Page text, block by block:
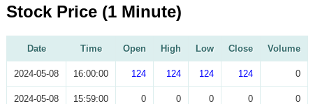
Stock Price (1 Minute)
Date Time Open High Low Close Volume
2024-05-08 16:00:00 124 124 124 124 0
2024-05-08 15:59:00 0 0 0 0 0